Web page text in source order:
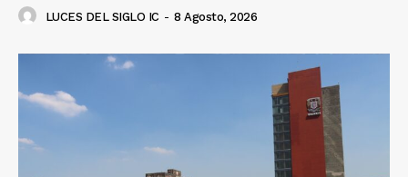
LUCES DEL SIGLO IC - 8 Agosto, 2026